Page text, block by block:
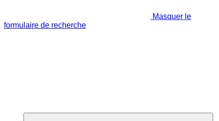
Masquer le
formulaire de recherche